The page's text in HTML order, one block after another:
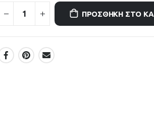
ΠΡΟΣΘΉΚΗ ΣΤΟ